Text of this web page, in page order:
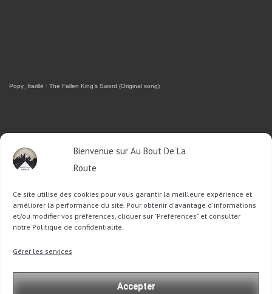
Bienvenue sur Au Bout De La
Route
Ce site utilise des cookies pour vous garantir la meilleure expérience et
améliorer la performance du site. Pour obtenir d'avantage d'informations
et/ou modifier vos préférences, cliquer sur "Préférences" et consulter
notre Politique de confidentialité.
Gérer les services
Accepter
Popy_Itarillë · The Fallen King's Sword (Original song)
RETROUVEZ-MOI SUR FACEBOOK
OU SUR TWITTER
Follow @Sophie_ABDLRTweet to @Sophie_ABDLR
: